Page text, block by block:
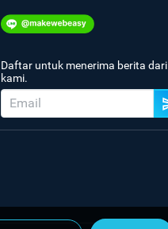
Daftar untuk menerima berita dari
kami.